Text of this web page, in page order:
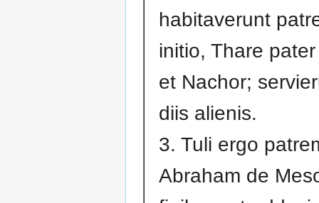
habitaverunt
initio, Thare
et Nachor;
diis alienis.
3. Tuli ergo
Abraham de